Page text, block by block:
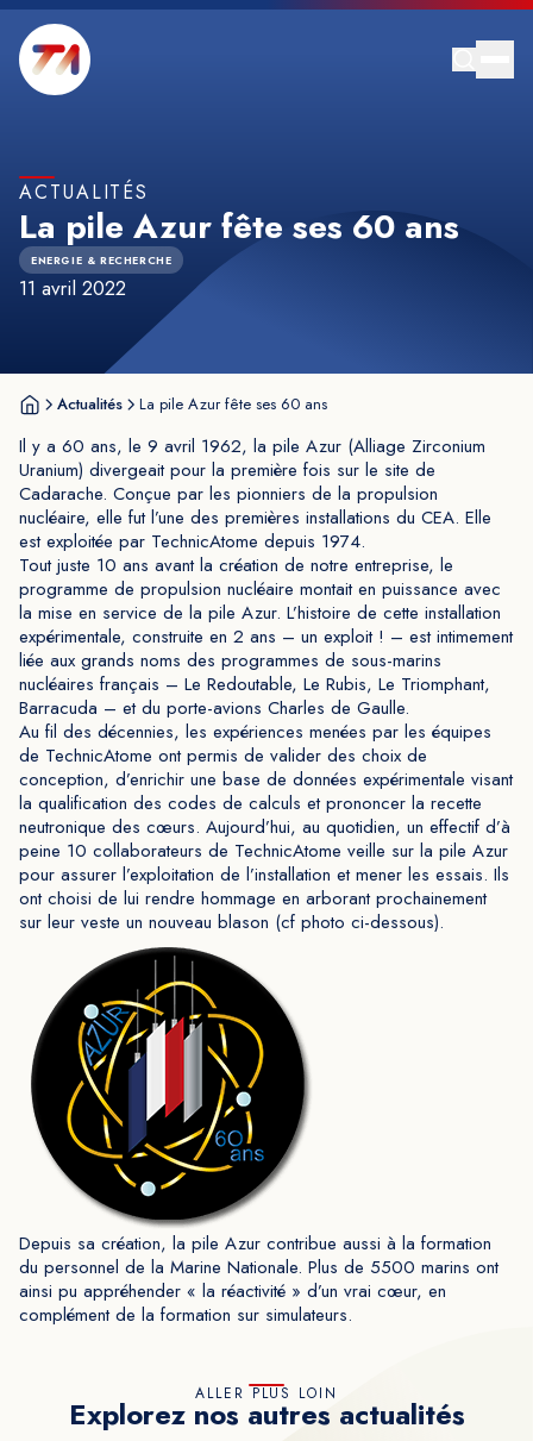
ACTUALITÉS
La pile Azur fête ses 60 ans
ENERGIE & RECHERCHE
11 avril 2022
Actualités La pile Azur fête ses 60 ans
Il y a 60 ans, le 9 avril 1962, la pile Azur (Alliage Zirconium
Uranium) divergeait pour la première fois sur le site de
Cadarache. Conçue par les pionniers de la propulsion
nucléaire, elle fut l’une des premières installations du CEA. Elle
est exploitée par TechnicAtome depuis 1974.
Tout juste 10 ans avant la création de notre entreprise, le
programme de propulsion nucléaire montait en puissance avec
la mise en service de la pile Azur. L’histoire de cette installation
expérimentale, construite en 2 ans – un exploit ! – est intimement
liée aux grands noms des programmes de sous-marins
nucléaires français – Le Redoutable, Le Rubis, Le Triomphant,
Barracuda – et du porte-avions Charles de Gaulle.
Au fil des décennies, les expériences menées par les équipes
de TechnicAtome ont permis de valider des choix de
conception, d’enrichir une base de données expérimentale visant
la qualification des codes de calculs et prononcer la recette
neutronique des cœurs. Aujourd’hui, au quotidien, un effectif d’à
peine 10 collaborateurs de TechnicAtome veille sur la pile Azur
pour assurer l’exploitation de l’installation et mener les essais. Ils
ont choisi de lui rendre hommage en arborant prochainement
sur leur veste un nouveau blason (cf photo ci-dessous).
Depuis sa création, la pile Azur contribue aussi à la formation
du personnel de la Marine Nationale. Plus de 5500 marins ont
ainsi pu appréhender « la réactivité » d’un vrai cœur, en
complément de la formation sur simulateurs.
ALLER PLUS LOIN
Explorez nos autres actualités